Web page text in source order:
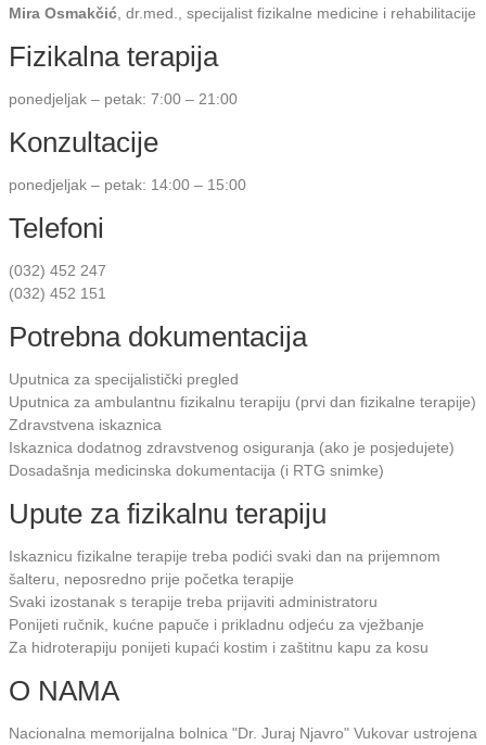
Mira Osmakčić , dr.med., specijalist fizikalne medicine i rehabilitacije
Fizikalna terapija
ponedjeljak – petak: 7:00 – 21:00
Konzultacije
ponedjeljak – petak: 14:00 – 15:00
Telefoni
(032) 452 247
(032) 452 151
Potrebna dokumentacija
Uputnica za specijalistički pregled
Uputnica za ambulantnu fizikalnu terapiju (prvi dan fizikalne terapije)
Zdravstvena iskaznica
Iskaznica dodatnog zdravstvenog osiguranja (ako je posjedujete)
Dosadašnja medicinska dokumentacija (i RTG snimke)
Upute za fizikalnu terapiju
Iskaznicu fizikalne terapije treba podići svaki dan na prijemnom
šalteru, neposredno prije početka terapije
Svaki izostanak s terapije treba prijaviti administratoru
Ponijeti ručnik, kućne papuče i prikladnu odjeću za vježbanje
Za hidroterapiju ponijeti kupaći kostim i zaštitnu kapu za kosu
O NAMA
Nacionalna memorijalna bolnica "Dr. Juraj Njavro" Vukovar ustrojena